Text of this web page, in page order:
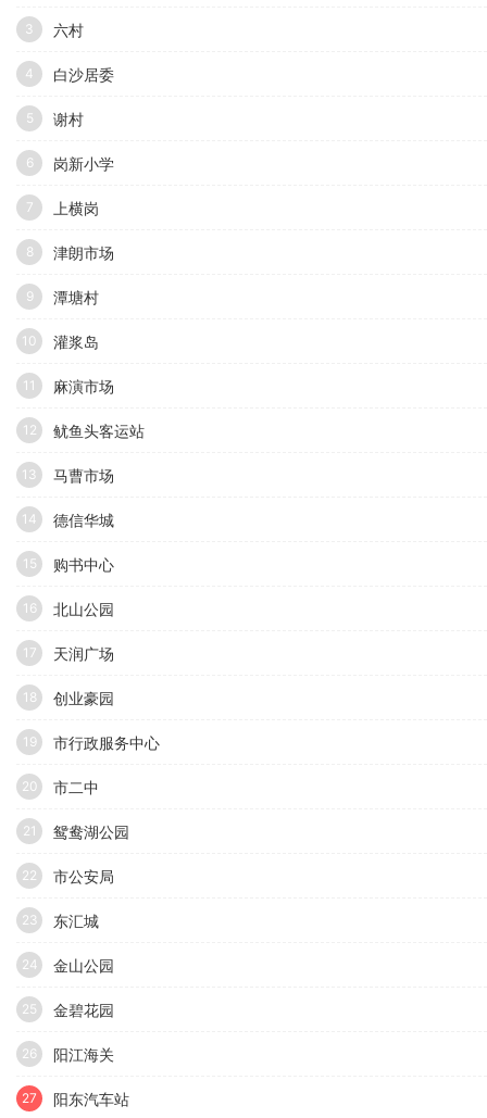
3 六村
4 白沙居委
5 谢村
6 岗新小学
7 上横岗
8 津朗市场
9 潭塘村
10 灌浆岛
11 麻演市场
12 鱿鱼头客运站
13 马曹市场
14 德信华城
15 购书中心
16 北山公园
17 天润广场
18 创业豪园
19 市行政服务中心
20 市二中
21 鸳鸯湖公园
22 市公安局
23 东汇城
24 金山公园
25 金碧花园
26 阳江海关
27 阳东汽车站